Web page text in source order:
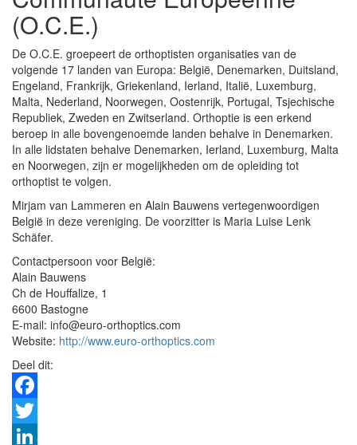
(O.C.E.)
De O.C.E. groepeert de orthoptisten organisaties van de
volgende 17 landen van Europa: België, Denemarken, Duitsland,
Engeland, Frankrijk, Griekenland, Ierland, Italië, Luxemburg,
Malta, Nederland, Noorwegen, Oostenrijk, Portugal, Tsjechische
Republiek, Zweden en Zwitserland. Orthoptie is een erkend
beroep in alle bovengenoemde landen behalve in Denemarken.
In alle lidstaten behalve Denemarken, Ierland, Luxemburg, Malta
en Noorwegen, zijn er mogelijkheden om de opleiding tot
orthoptist te volgen.
Mirjam van Lammeren en Alain Bauwens vertegenwoordigen
België in deze vereniging. De voorzitter is Maria Luise Lenk
Schäfer.
Contactpersoon voor België:
Alain Bauwens
Ch de Houffalize, 1
6600 Bastogne
E-mail: info@euro-orthoptics.com
Website: http://www.euro-orthoptics.com
Deel dit:
Facebook
Twitter